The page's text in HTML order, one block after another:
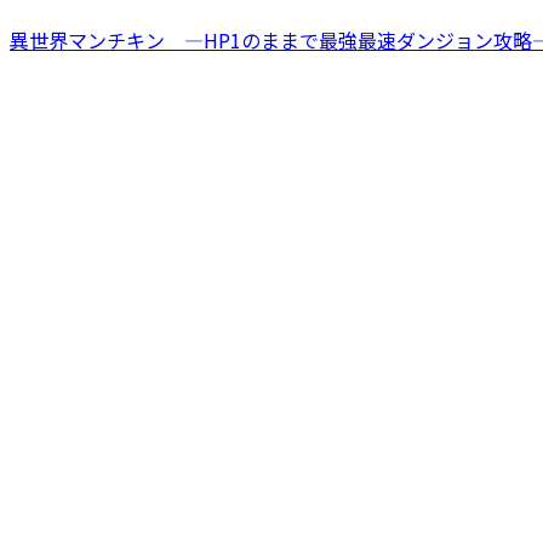
異世界マンチキン ―HP1のままで最強最速ダンジョン攻